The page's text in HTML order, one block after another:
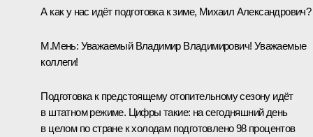
А как у нас идёт подготовка к зиме, Михаил Александрович?
М.Мень: Уважаемый Владимир Владимирович! Уважаемые
коллеги!
Подготовка к предстоящему отопительному сезону идёт
в штатном режиме. Цифры такие: на сегодняшний день
в целом по стране к холодам подготовлено 98 процентов